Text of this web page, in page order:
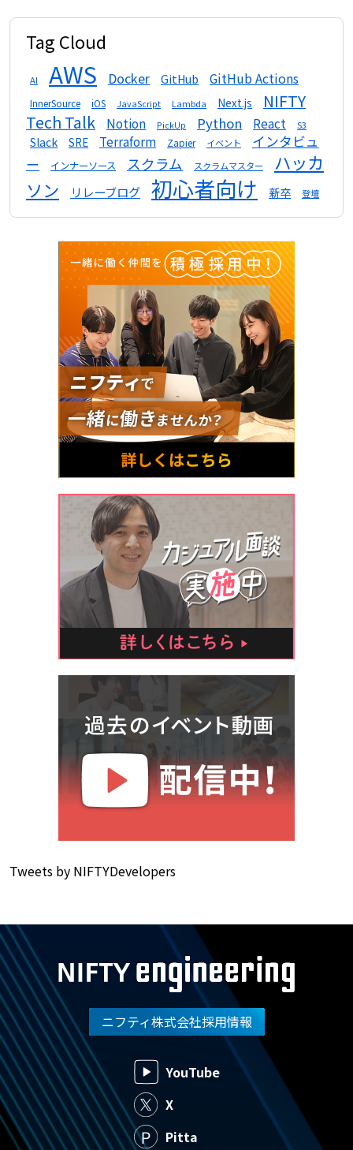
Tag Cloud
AI AWS Docker GitHub GitHub Actions
InnerSource iOS JavaScript Lambda Next.js
NIFTY
Tech Talk
Notion PickUp Python React S3
Slack SRE Terraform Zapier イベント
インタビュ
ー
インナーソース スクラム スクラムマスター
ハッカ
ソン
リレーブログ 初心者向け 新卒 登壇
Tweets by NIFTYDevelopers
ニフティ株式会社採用情報
YouTube
X
Pitta